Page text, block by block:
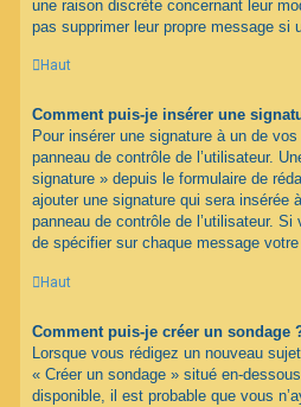
une raison discrète concernant leur
pas supprimer leur propre message si
Haut
Comment puis-je insérer une
Pour insérer une signature à un de
panneau de contrôle de l’utilisateur.
signature » depuis le formulaire de
ajouter une signature qui sera insérée
panneau de contrôle de l’utilisateur.
de spécifier sur chaque message
Haut
Comment puis-je créer un sondage
Lorsque vous rédigez un nouveau
« Créer un sondage » situé en-
disponible, il est probable que vous